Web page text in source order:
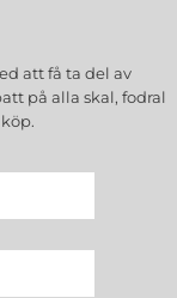
märket du kan lita
att få ta del av
på alla skal, fodral